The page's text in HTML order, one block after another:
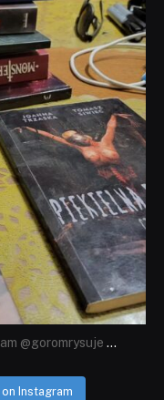
@goromrysuje ...
Instagram